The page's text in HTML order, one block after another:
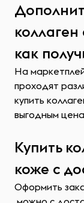
как
На
проходят
купить
выгодным
Купить
коже с
Оформить